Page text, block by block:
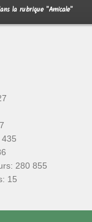
la rubrique "Amicale"
435
280 855
15